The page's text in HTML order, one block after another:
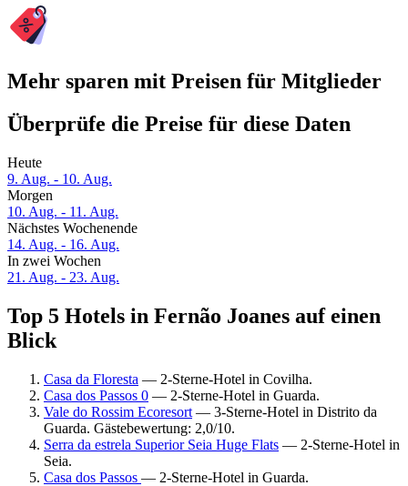
Mehr sparen mit Preisen für Mitglieder
Überprüfe die Preise für diese Daten
Heute
9. Aug. - 10. Aug.
Morgen
10. Aug. - 11. Aug.
Nächstes Wochenende
14. Aug. - 16. Aug.
In zwei Wochen
21. Aug. - 23. Aug.
Top 5 Hotels in Fernão Joanes auf einen
Blick
Casa da Floresta — 2-Sterne-Hotel in Covilha.
Casa dos Passos 0 — 2-Sterne-Hotel in Guarda.
Vale do Rossim Ecoresort — 3-Sterne-Hotel in Distrito da
Guarda. Gästebewertung: 2,0/10.
Serra da estrela Superior Seia Huge Flats — 2-Sterne-Hotel in
Seia.
Casa dos Passos — 2-Sterne-Hotel in Guarda.